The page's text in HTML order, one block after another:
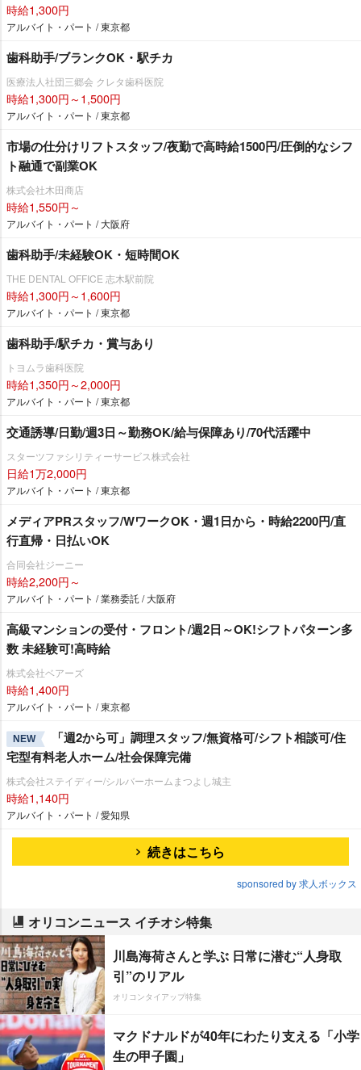
時給1,300円
アルバイト・パート / 東京都
歯科助手/ブランクOK・駅チカ
医療法人社団三郷会 クレタ歯科医院
時給1,300円～1,500円
アルバイト・パート / 東京都
市場の仕分けリフトスタッフ/夜勤で高時給1500円/圧倒的なシフ
ト融通で副業OK
株式会社木田商店
時給1,550円～
アルバイト・パート / 大阪府
歯科助手/未経験OK・短時間OK
THE DENTAL OFFICE 志木駅前院
時給1,300円～1,600円
アルバイト・パート / 東京都
歯科助手/駅チカ・賞与あり
トヨムラ歯科医院
時給1,350円～2,000円
アルバイト・パート / 東京都
交通誘導/日勤/週3日～勤務OK/給与保障あり/70代活躍中
スターツファシリティーサービス株式会社
日給1万2,000円
アルバイト・パート / 東京都
メディアPRスタッフ/WワークOK・週1日から・時給2200円/直
行直帰・日払いOK
合同会社ジーニー
時給2,200円～
アルバイト・パート / 業務委託 / 大阪府
高級マンションの受付・フロント/週2日～OK!シフトパターン多
数 未経験可!高時給
株式会社ベアーズ
時給1,400円
アルバイト・パート / 東京都
NEW
「週2から可」調理スタッフ/無資格可/シフト相談可/住
宅型有料老人ホーム/社会保障完備
株式会社ステイディー/シルバーホームまつよし城主
時給1,140円
アルバイト・パート / 愛知県
続きはこちら
sponsored by 求人ボックス
オリコンニュース イチオシ特集
川島海荷さんと学ぶ 日常に潜む“人身取
引”のリアル
オリコンタイアップ特集
マクドナルドが40年にわたり支える「小学
生の甲子園」